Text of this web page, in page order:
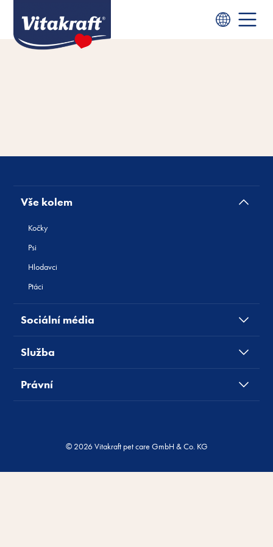
Vše kolem
Kočky
Psi
Hlodavci
Ptáci
Sociální média
Služba
Právní
© 2026 Vitakraft pet care GmbH & Co. KG